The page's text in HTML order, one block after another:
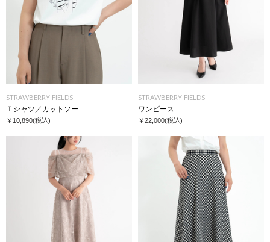
STRAWBERRY-FIELDS
Ｔシャツ／カットソー
￥10,890(税込)
STRAWBERRY-FIELDS
ワンピース
￥22,000(税込)